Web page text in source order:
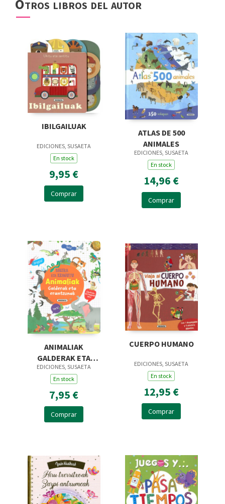
Otros libros del autor
IBILGAILUAK
EDICIONES, SUSAETA
En stock
9,95 €
Comprar
ATLAS DE 500
ANIMALES
EDICIONES, SUSAETA
En stock
14,96 €
Comprar
ANIMALIAK
GALDERAK ETA
ERANTZUNAK
EDICIONES, SUSAETA
En stock
7,95 €
Comprar
CUERPO HUMANO
EDICIONES, SUSAETA
En stock
12,95 €
Comprar